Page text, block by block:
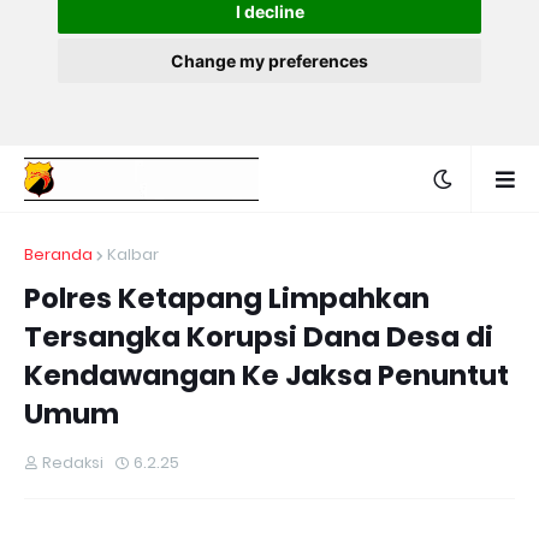
I decline
Change my preferences
Beranda Kalbar
Polres Ketapang Limpahkan
Tersangka Korupsi Dana Desa di
Kendawangan Ke Jaksa Penuntut
Umum
Redaksi 6.2.25